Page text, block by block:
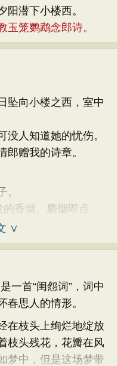
阳潜下小楼西。
玉笼鹦鹉念郎诗。
坠向小楼之西，室中
没人知道她的忧伤。
郎赠我的诗章。
。
香烟。麝烟即点
∨
首“闺怨词”，词中
春思人的情形。
枝头上绚烂地绽放
枝头残花，花瓣在风
梦中，但是这场梦带